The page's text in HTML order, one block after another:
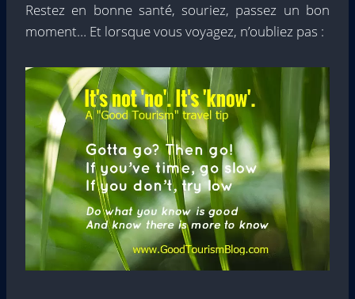
Restez en bonne santé, souriez, passez un bon
moment… Et lorsque vous voyagez, n’oubliez pas :